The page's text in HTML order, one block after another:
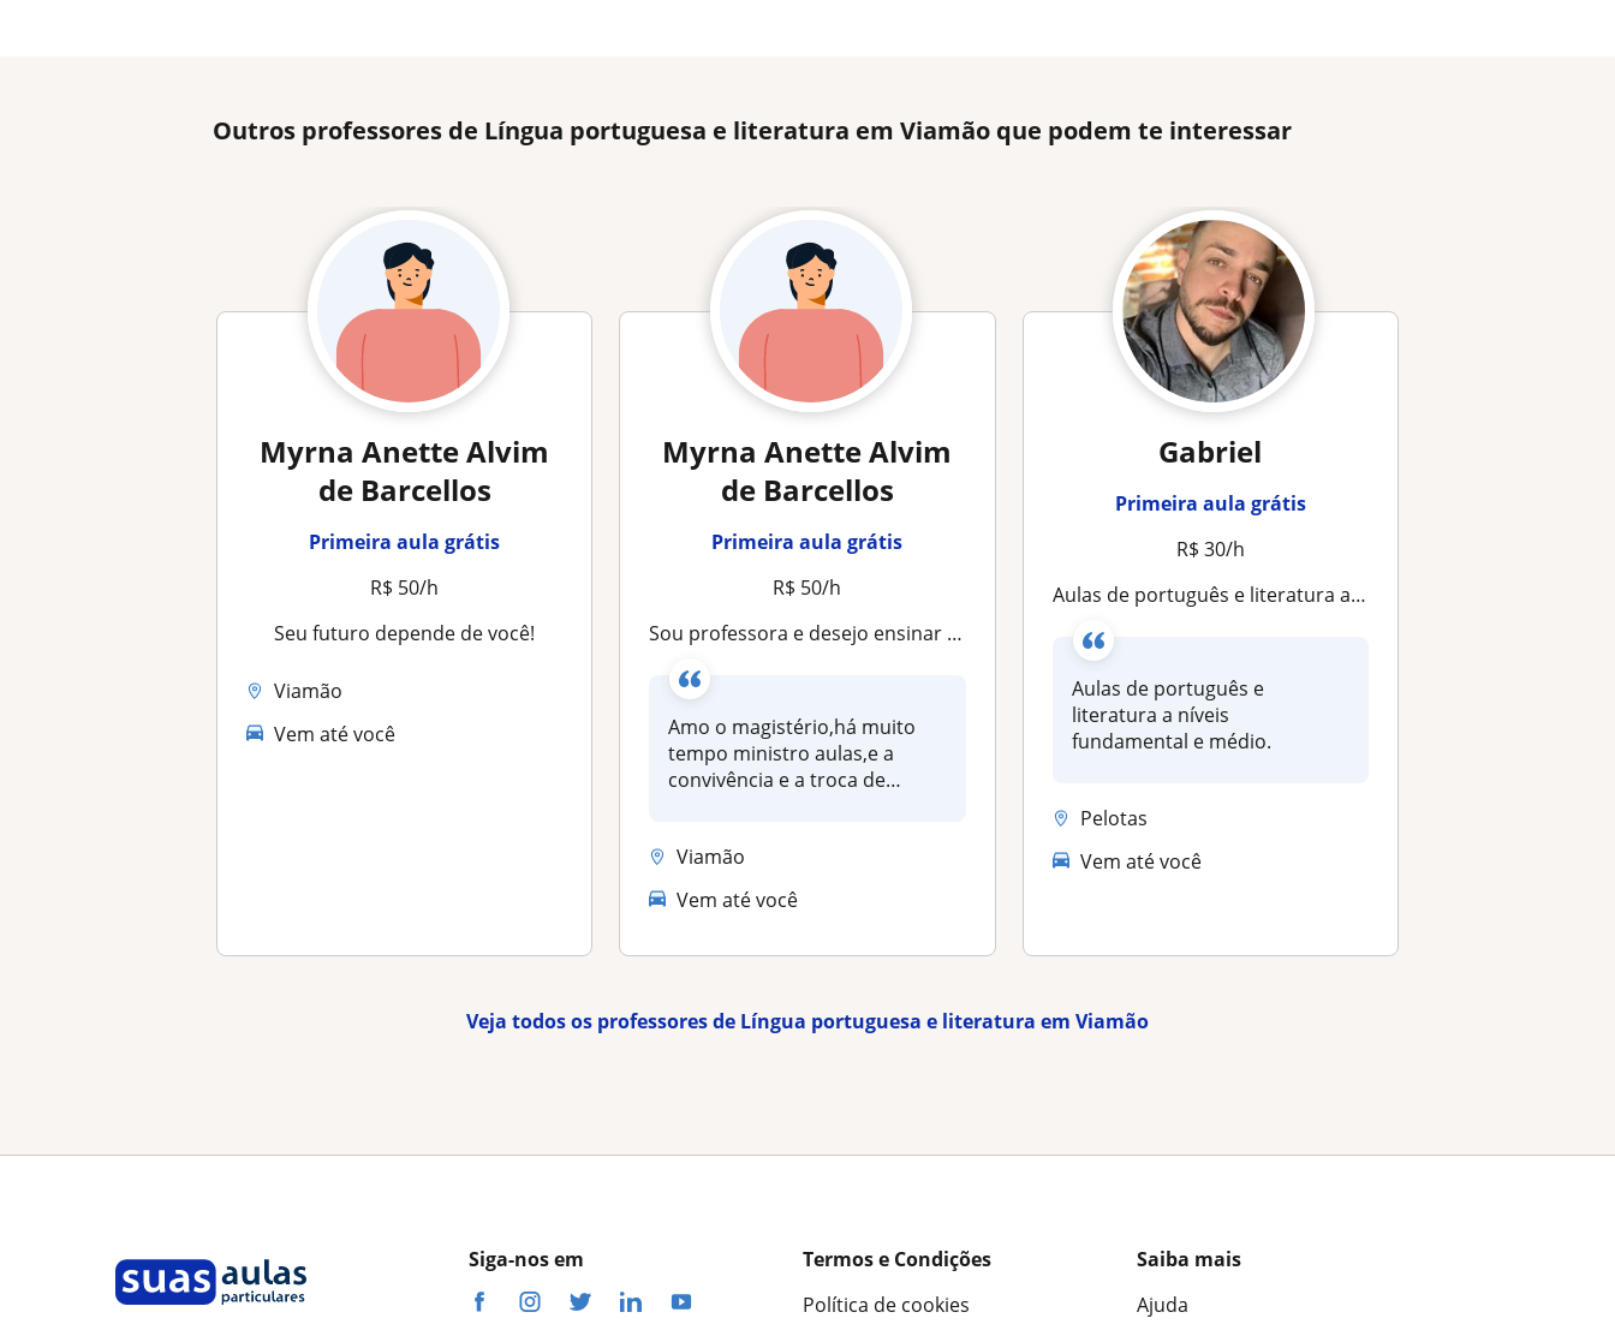
Outros professores de Língua portuguesa e literatura em Viamão que podem te interessar
Myrna Anette Alvim
de Barcellos
Primeira aula grátis
R$ 50/h
Seu futuro depende de você!
Viamão
Vem até você
Myrna Anette Alvim
de Barcellos
Primeira aula grátis
R$ 50/h
Sou professora e desejo ensinar quem quer aprender !Trabalho há muitos anos no magistério e desejo continuar exercendo minha profissão,dando reforço ,preparando para concursos e /ou alfabetizando pessoas ou crianças!Eu me defino como uma educadora em busc
Amo o magistério,há muito
tempo ministro aulas,e a
convivência e a troca de
Viamão
Vem até você
Gabriel
Primeira aula grátis
R$ 30/h
Aulas de português e literatura a níveis fundamental e médio
Aulas de português e
literatura a níveis
fundamental e médio.
Pelotas
Vem até você
Veja todos os professores de Língua portuguesa e literatura em Viamão
Siga-nos em
Termos e Condições
Política de cookies
Saiba mais
Ajuda